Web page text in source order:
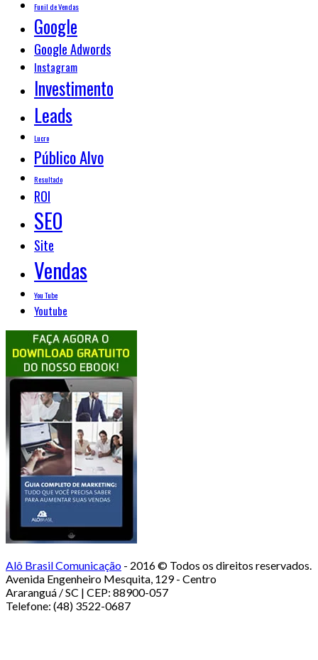
Funil de Vendas
Google
Google Adwords
Instagram
Investimento
Leads
Lucro
Público Alvo
Resultado
ROI
SEO
Site
Vendas
You Tube
Youtube
Alô Brasil Comunicação - 2016 © Todos os direitos reservados.
Avenida Engenheiro Mesquita, 129 - Centro
Araranguá / SC | CEP: 88900-057
Telefone: (48) 3522-0687